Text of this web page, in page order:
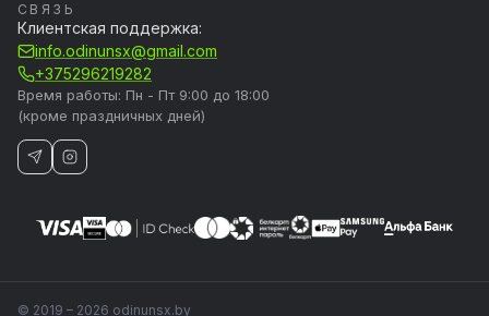
СВЯЗЬ
Клиентская поддержка:
info.odinunsx@gmail.com
+375296219282
Время работы: Пн - Пт 9:00 до 18:00
(кроме праздничных дней)
© 2019 – 2026 odinunsx.by